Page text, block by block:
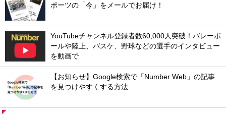
ポーツの「今」をメールでお届け！
YouTubeチャンネル登録者数60,000人突破！バレーボ
ールや陸上、バスケ、野球などの選手のインタビュー
を動画で
【お知らせ】Google検索で「Number Web」の記事
を見つけやすくする方法